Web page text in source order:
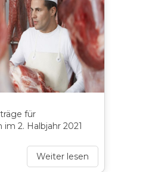
für
2. Halbjahr 2021
Weiter lesen